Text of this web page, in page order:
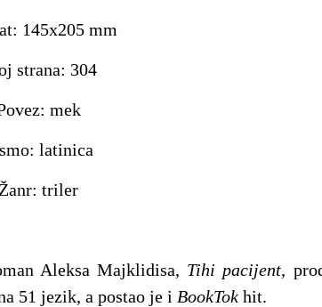
145x205 mm
strana: 304
mek
latinica
Žanr: triler
Aleksa Majklidisa, Tihi pacijent,
51 jezik, a postao je i BookTok hit.